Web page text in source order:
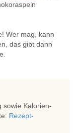
Wer mag, kann
das gibt dann
sowie Kalorien-
Rezept-